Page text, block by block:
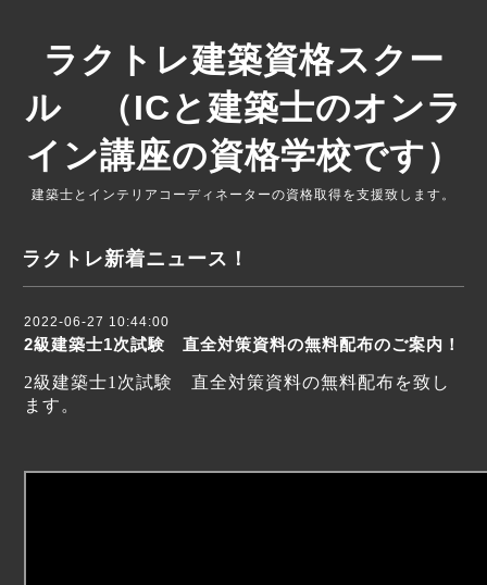
ラクトレ建築資格スクー
ル （ICと建築士のオンラ
イン講座の資格学校です）
建築士とインテリアコーディネーターの資格取得を支援致します。
ラクトレ新着ニュース！
2022-06-27 10:44:00
2級建築士1次試験 直全対策資料の無料配布のご案内！
2級建築士1次試験 直全対策資料の無料配布を致し
ます。